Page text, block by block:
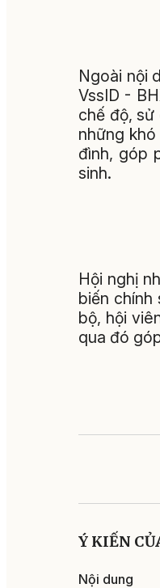
Ngoài nội
VssID -
chế độ,
những
đình, góp
sinh.
Hội nghị
biến chính
bộ, hội
qua đó
Ý KIẾN
Nội dung